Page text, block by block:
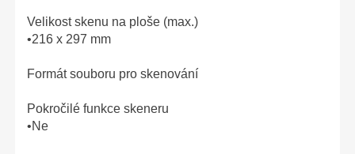
Velikost skenu na ploše (max.)
•216 x 297 mm
Formát souboru pro skenování
Pokročilé funkce skeneru
•Ne